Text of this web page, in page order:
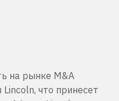
на рынке M&A
что принесет